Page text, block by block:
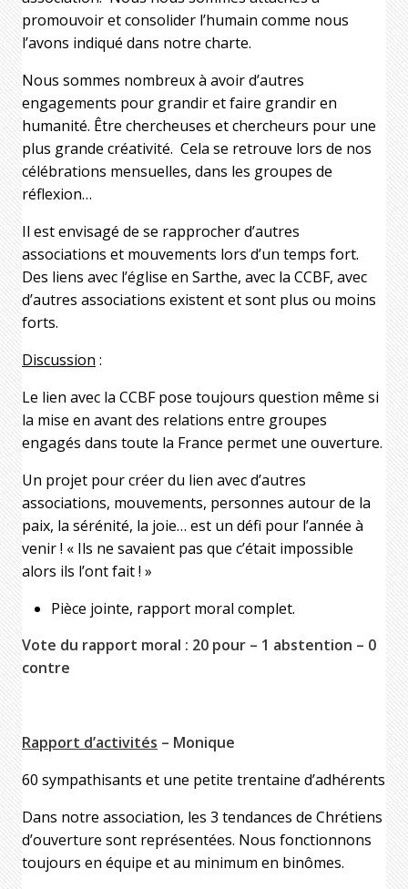
promouvoir et consolider l’humain comme nous
l’avons indiqué dans notre charte.
Nous sommes nombreux à avoir d’autres
engagements pour grandir et faire grandir en
humanité. Être chercheuses et chercheurs pour une
plus grande créativité. Cela se retrouve lors de nos
célébrations mensuelles, dans les groupes de
réflexion…
Il est envisagé de se rapprocher d’autres
associations et mouvements lors d’un temps fort.
Des liens avec l’église en Sarthe, avec la CCBF, avec
d’autres associations existent et sont plus ou moins
forts.
Discussion :
Le lien avec la CCBF pose toujours question même si
la mise en avant des relations entre groupes
engagés dans toute la France permet une ouverture.
Un projet pour créer du lien avec d’autres
associations, mouvements, personnes autour de la
paix, la sérénité, la joie… est un défi pour l’année à
venir ! « Ils ne savaient pas que c’était impossible
alors ils l’ont fait ! »
Pièce jointe, rapport moral complet.
Vote du rapport moral : 20 pour – 1 abstention – 0
contre
Rapport d’activités – Monique
60 sympathisants et une petite trentaine d’adhérents
Dans notre association, les 3 tendances de Chrétiens
d’ouverture sont représentées. Nous fonctionnons
toujours en équipe et au minimum en binômes.